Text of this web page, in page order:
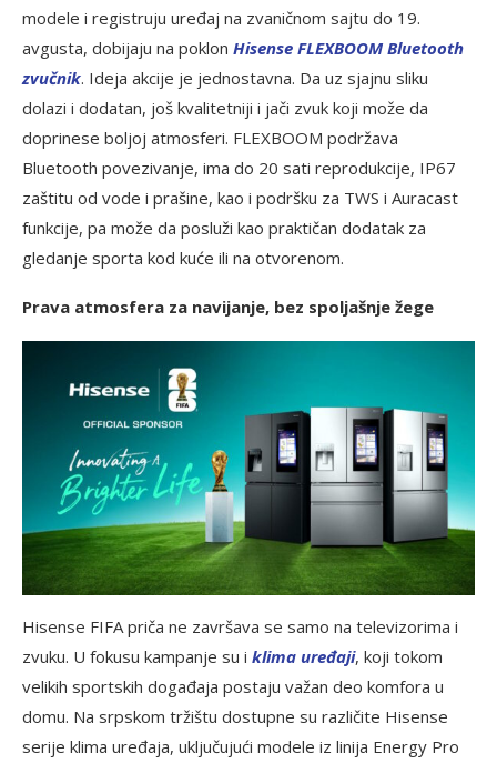
modele i registruju uređaj na zvaničnom sajtu do 19.
avgusta, dobijaju na poklon Hisense FLEXBOOM Bluetooth
zvučnik. Ideja akcije je jednostavna. Da uz sjajnu sliku
dolazi i dodatan, još kvalitetniji i jači zvuk koji može da
doprinese boljoj atmosferi. FLEXBOOM podržava
Bluetooth povezivanje, ima do 20 sati reprodukcije, IP67
zaštitu od vode i prašine, kao i podršku za TWS i Auracast
funkcije, pa može da posluži kao praktičan dodatak za
gledanje sporta kod kuće ili na otvorenom.
Prava atmosfera za navijanje, bez spoljašnje žege
Hisense FIFA priča ne završava se samo na televizorima i
zvuku. U fokusu kampanje su i klima uređaji, koji tokom
velikih sportskih događaja postaju važan deo komfora u
domu. Na srpskom tržištu dostupne su različite Hisense
serije klima uređaja, uključujući modele iz linija Energy Pro